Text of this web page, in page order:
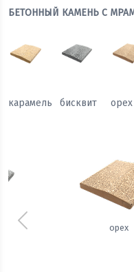
БЕТОННЫЙ КАМЕНЬ С
карамель бисквит орех
Предыдущий